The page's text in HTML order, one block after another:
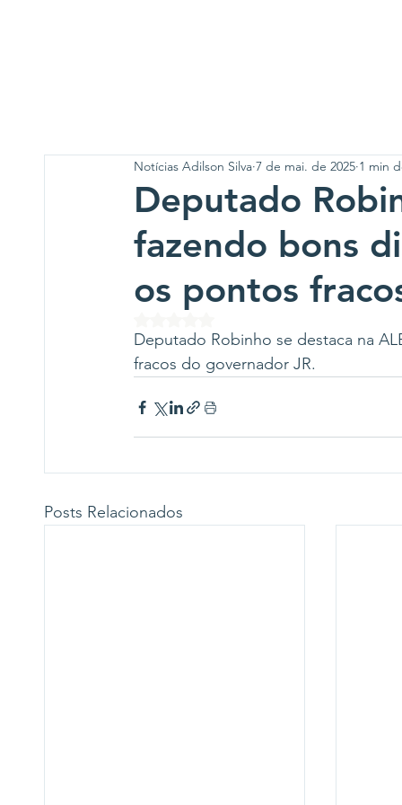
Deputado
fazendo bons
os pontos
Notícias Adilson Silva 7 de mai. de 2025 1 min
Deputado Robinho se destaca na
fracos do governador JR.
Posts Relacionados